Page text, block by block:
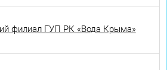
филиал ГУП РК «Вода Крыма»